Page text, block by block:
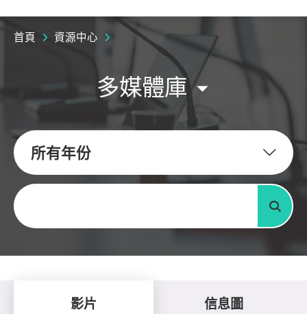
首頁 資源中心
多媒體庫
所有年份
關鍵字
搜尋
影片 信息圖